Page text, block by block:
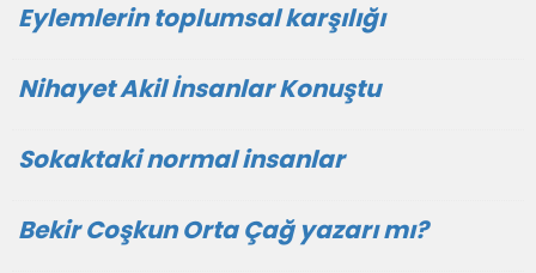
Eylemlerin toplumsal karşılığı
Nihayet Akil İnsanlar Konuştu
Sokaktaki normal insanlar
Bekir Coşkun Orta Çağ yazarı mı?